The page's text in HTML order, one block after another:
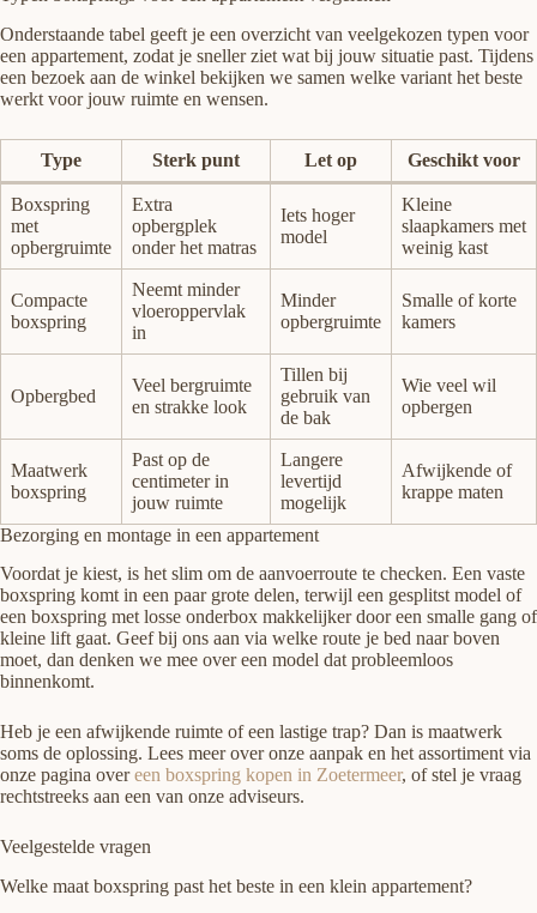
Onderstaande tabel geeft je een overzicht van veelgekozen typen voor
een appartement, zodat je sneller ziet wat bij jouw situatie past. Tijdens
een bezoek aan de winkel bekijken we samen welke variant het beste
werkt voor jouw ruimte en wensen.
Type Sterk punt Let op Geschikt voor
Boxspring
met
opbergruimte
Extra
opbergplek
onder het matras
Iets hoger
model
Kleine
slaapkamers met
weinig kast
Compacte
boxspring
Neemt minder
vloeroppervlak
in
Minder
opbergruimte
Smalle of korte
kamers
Opbergbed
Veel bergruimte
en strakke look
Tillen bij
gebruik van
de bak
Wie veel wil
opbergen
Maatwerk
boxspring
Past op de
centimeter in
jouw ruimte
Langere
levertijd
mogelijk
Afwijkende of
krappe maten
Bezorging en montage in een appartement
Voordat je kiest, is het slim om de aanvoerroute te checken. Een vaste
boxspring komt in een paar grote delen, terwijl een gesplitst model of
een boxspring met losse onderbox makkelijker door een smalle gang of
kleine lift gaat. Geef bij ons aan via welke route je bed naar boven
moet, dan denken we mee over een model dat probleemloos
binnenkomt.
Heb je een afwijkende ruimte of een lastige trap? Dan is maatwerk
soms de oplossing. Lees meer over onze aanpak en het assortiment via
onze pagina overeen boxspring kopen in Zoetermeer, of stel je vraag
rechtstreeks aan een van onze adviseurs.
Veelgestelde vragen
Welke maat boxspring past het beste in een klein appartement?